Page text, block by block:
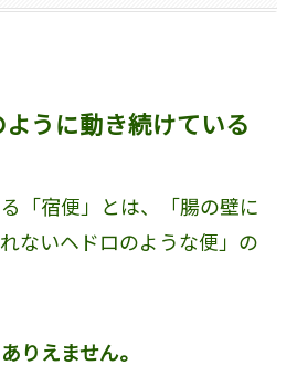
うに動き続けている
「宿便」とは、「腸の壁に
ないヘドロのような便」の
ありえません。